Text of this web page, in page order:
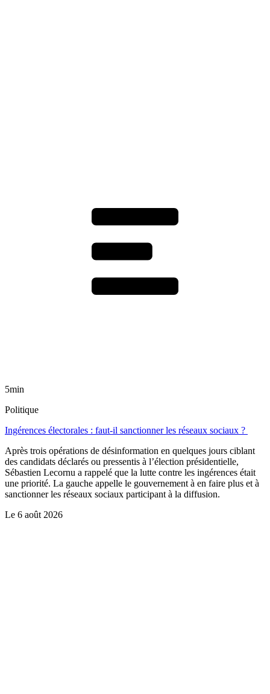
5min
Politique
Ingérences électorales : faut-il sanctionner les réseaux sociaux ?
Après trois opérations de désinformation en quelques jours ciblant
des candidats déclarés ou pressentis à l’élection présidentielle,
Sébastien Lecornu a rappelé que la lutte contre les ingérences était
une priorité. La gauche appelle le gouvernement à en faire plus et à
sanctionner les réseaux sociaux participant à la diffusion.
Le 6 août 2026